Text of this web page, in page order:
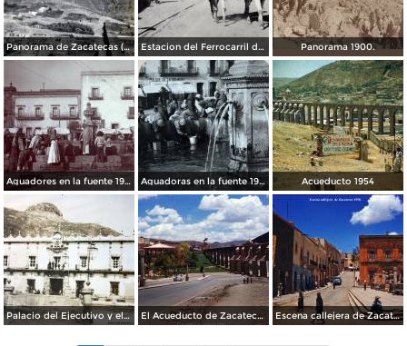
Panorama de Zacatecas ( 1909 ). Estacion del Ferrocarril de Zacatecas ( 1909 ). Panorama 1900.
Aguadores en la fuente 1904 Aguadoras en la fuente 1901 Acueducto 1954
Palacio del Ejecutivo y el cerro de La Bufa al fondo. Zacatecas. El Acueducto de Zacatecas 1958. Escena callejera de Zacatecas 1958.